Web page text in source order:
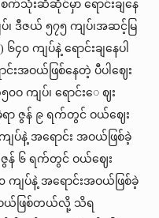
သုံးဆီဆိုင်မှာ ရောင်းချနေ
ဒီဇယ် ၅၇၅ ကျပ်၊အဆင့်မြ
၀ ကျပ်နဲ့ ရောင်းချနေပါ
းအဝယ်ဖြစ်နေတဲ့ ပီပါဈေး
၀ဝ ကျပ်၊ ရောင်းေ ဈး
ရာ ဇွန် ၉ ရက်တွင် ဝယ်ဈေး
ကျပ်နဲ့ အရောင်း အဝယ်ဖြစ်ခဲ့
န် ၆ ရက်တွင် ဝယ်ဈေး
ကျပ်နဲ့ အရောင်းအဝယ်ဖြစ်ခဲ့
ဝယ်ဖြစ်တယ်လို့ သိရ